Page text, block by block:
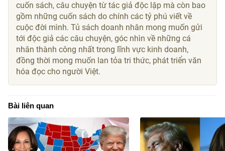
cuốn sách, câu chuyện từ tác giả độc lập mà còn bao
gồm những cuốn sách do chính các tỷ phú viết về
cuộc đời mình. Tủ sách doanh nhân mong muốn gửi
tới độc giả các câu chuyện, góc nhìn về những cá
nhân thành công nhất trong lĩnh vực kinh doanh,
đồng thời mong muốn lan tỏa tri thức, phát triển văn
hóa đọc cho người Việt.
Bài liên quan